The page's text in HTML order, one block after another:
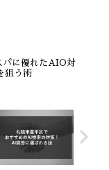
パに優れたAIO対
狙う術